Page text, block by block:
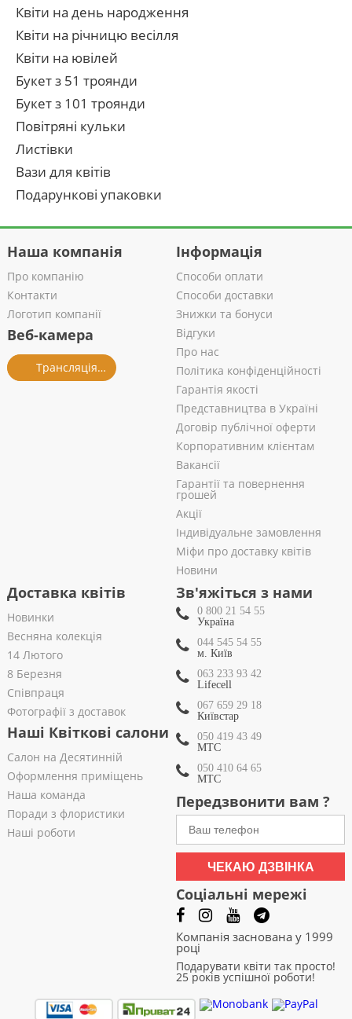
Квіти на день народження
Квіти на річницю весілля
Квіти на ювілей
Букет з 51 троянди
Букет з 101 троянди
Повітряні кульки
Листівки
Вази для квітів
Подарункові упаковки
Наша компанія
Про компанію
Контакти
Логотип компанії
Веб-камера
Трансляція із салону
Інформація
Способи оплати
Способи доставки
Знижки та бонуси
Відгуки
Про нас
Політика конфіденційності
Гарантія якості
Представництва в Україні
Договір публічної оферти
Корпоративним клієнтам
Вакансії
Гарантії та повернення
грошей
Акції
Індивідуальне замовлення
Міфи про доставку квітів
Новини
Доставка квітів
Новинки
Весняна колекція
14 Лютого
8 Березня
Співпраця
Фотографії з доставок
Наші Квіткові салони
Салон на Десятинній
Оформлення приміщень
Наша команда
Поради з флористики
Наші роботи
Зв'яжіться з нами
0 800 21 54 55
Україна
044 545 54 55
м. Київ
063 233 93 42
Lifecell
067 659 29 18
Київстар
050 419 43 49
МТС
050 410 64 65
МТС
Передзвонити вам ?
ЧЕКАЮ ДЗВІНКА
Соціальні мережі
Компанія заснована у 1999
році
Подарувати квіти так просто!
25 років успішної роботи!